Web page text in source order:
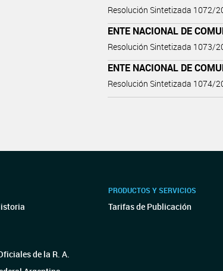
Resolución Sintetizada 1072/
ENTE NACIONAL DE
Resolución Sintetizada 1073/
ENTE NACIONAL DE
Resolución Sintetizada 1074/
de la R. A.
PRODUCTOS Y SERVICIOS
Tarifas de Publicación